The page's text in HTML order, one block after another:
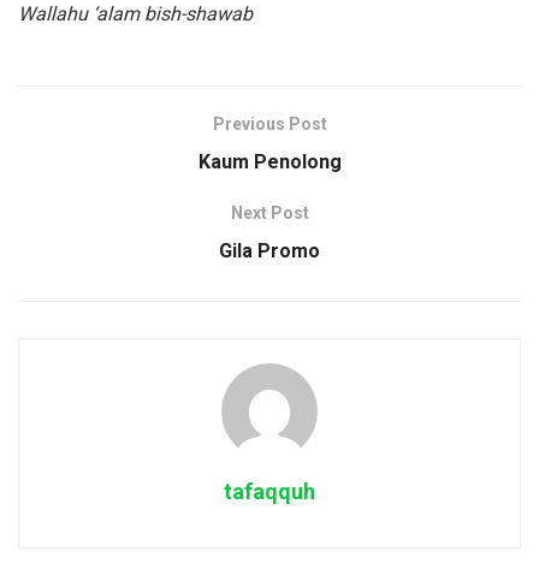
Wallahu ‘alam bish-shawab
Previous Post
Kaum Penolong
Next Post
Gila Promo
tafaqquh